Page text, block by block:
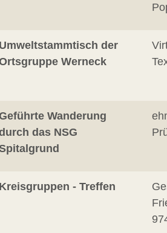
Umweltstammtisch der
Werneck
Wanderung
das NSG
Kreisgruppen - Treffen